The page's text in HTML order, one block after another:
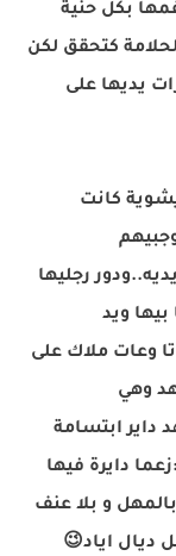
بكل حنية
كتحقق لكن
يديها على
كانت
رجليها
ويد
وعات ملاك على
وهي
ابتسامة
دايرة فيها
و بلا عنف
اياد😉